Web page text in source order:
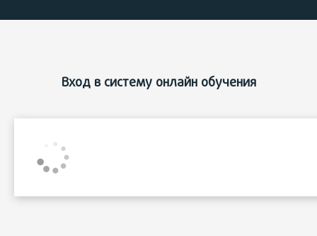
Вход в систему онлайн обучения